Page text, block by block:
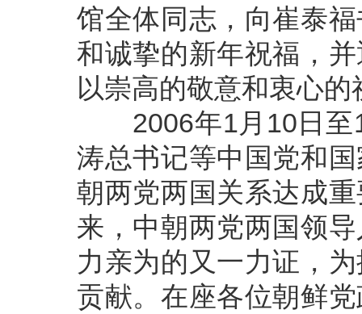
馆全体同志，向崔泰
和诚挚的新年祝福，
以崇高的敬意和衷心的
2006年1月10日至
涛总书记等中国党和
朝两党两国关系达成
来，中朝两党两国领
力亲为的又一力证，
贡献。在座各位朝鲜